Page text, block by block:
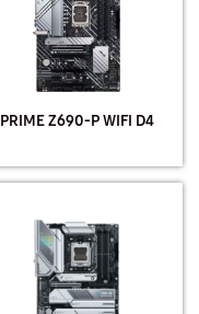
PRIME Z690-P WIFI D4